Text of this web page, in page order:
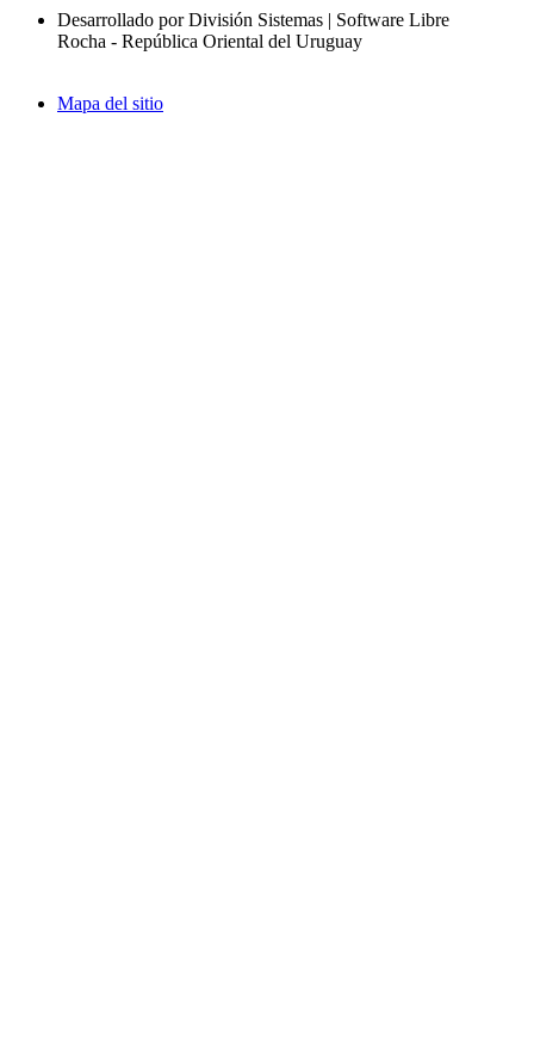
Desarrollado por División Sistemas | Software Libre
Rocha - República Oriental del Uruguay
Mapa del sitio